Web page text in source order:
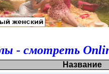
- смотреть
Название